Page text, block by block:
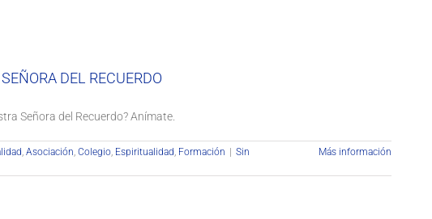
DEL RECUERDO
Señora del Recuerdo? Anímate.
, Asociación, Colegio, Espiritualidad, Formación
Sin
Más información